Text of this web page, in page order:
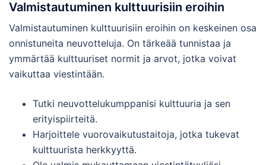
Valmistautuminen kulttuurisiin eroihin
Valmistautuminen kulttuurisiin eroihin on keskeinen osa
onnistuneita neuvotteluja. On tärkeää tunnistaa ja
ymmärtää kulttuuriset normit ja arvot, jotka voivat
vaikuttaa viestintään.
Tutki neuvottelukumppanisi kulttuuria ja sen
erityispiirteitä.
Harjoittele vuorovaikutustaitoja, jotka tukevat
kulttuurista herkkyyttä.